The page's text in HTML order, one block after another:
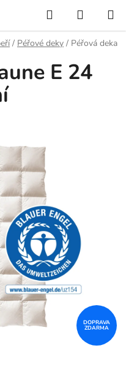
Hledat
KOŠÍK
/ Péřové deky / Péřová deka
E 24
DOPRAVA
ZDARMA